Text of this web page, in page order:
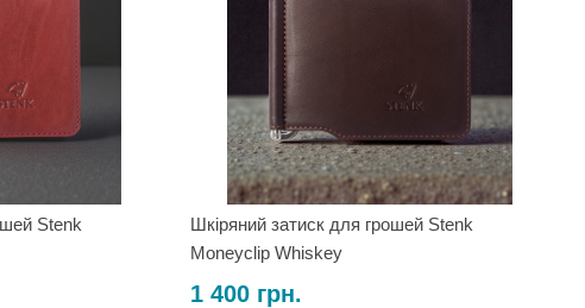
Stenk
Шкіряний затиск для грошей Stenk
Moneyclip Whiskey
1 400 грн.